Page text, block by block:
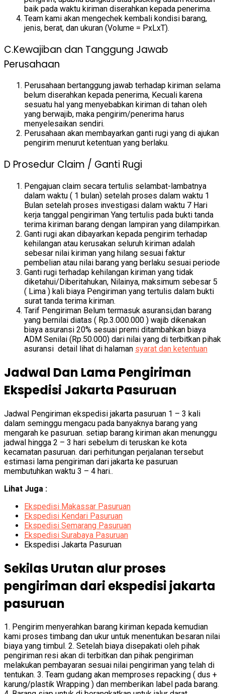
baik pada waktu kiriman diserahkan kepada penerima.
Team kami akan mengechek kembali kondisi barang,
jenis, berat, dan ukuran (Volume = PxLxT).
C.Kewajiban dan Tanggung Jawab
Perusahaan
Perusahaan bertanggung jawab terhadap kiriman selama
belum diserahkan kepada penerima, Kecuali karena
sesuatu hal yang menyebabkan kiriman di tahan oleh
yang berwajib, maka pengirim/penerima harus
menyelesaikan sendiri.
Perusahaan akan membayarkan ganti rugi yang di ajukan
pengirim menurut ketentuan yang berlaku.
D Prosedur Claim / Ganti Rugi
Pengajuan claim secara tertulis selambat-lambatnya
dalam waktu ( 1 bulan) setelah proses dalam waktu 1
Bulan setelah proses investigasi dalam waktu 7 Hari
kerja tanggal pengiriman Yang tertulis pada bukti tanda
terima kiriman barang dengan lampiran yang dilampirkan.
Ganti rugi akan dibayarkan kepada pengirim terhadap
kehilangan atau kerusakan seluruh kiriman adalah
sebesar nilai kiriman yang hilang sesuai faktur
pembelian atau nilai barang yang berlaku sesuai periode
Ganti rugi terhadap kehilangan kiriman yang tidak
diketahui/Diberitahukan, Nilainya, maksimum sebesar 5
( Lima ) kali biaya Pengiriman yang tertulis dalam bukti
surat tanda terima kiriman.
Tarif Pengiriman Belum termasuk asuransi,dan barang
yang bernilai diatas ( Rp.3.000.000 ) wajib dikenakan
biaya asuransi 20% sesuai premi ditambahkan biaya
ADM Senilai (Rp.50.000) dari nilai yang di terbitkan pihak
asuransi detail lihat di halaman syarat dan ketentuan
Jadwal Dan Lama Pengiriman
Ekspedisi Jakarta Pasuruan
Jadwal Pengiriman ekspedisi jakarta pasuruan 1 – 3 kali
dalam seminggu mengacu pada banyaknya barang yang
mengarah ke pasuruan. setiap barang kiriman akan menunggu
jadwal hingga 2 – 3 hari sebelum di teruskan ke kota
kecamatan pasuruan. dari perhitungan perjalanan tersebut
estimasi lama pengiriman dari jakarta ke pasuruan
membutuhkan waktu 3 – 4 hari..
Lihat Juga :
Ekspedisi Makassar Pasuruan
Ekspedisi Kendari Pasuruan
Ekspedisi Semarang Pasuruan
Ekspedisi Surabaya Pasuruan
Ekspedisi Jakarta Pasuruan
Sekilas Urutan alur proses
pengiriman dari ekspedisi jakarta
pasuruan
1. Pengirim menyerahkan barang kiriman kepada kemudian
kami proses timbang dan ukur untuk menentukan besaran nilai
biaya yang timbul. 2. Setelah biaya disepakati oleh pihak
pengiriman resi akan di terbitkan dan pihak pengiriman
melakukan pembayaran sesuai nilai pengiriman yang telah di
tentukan. 3. Team gudang akan memproses repacking ( dus +
karung/plastik Wrapping ) dan memberikan label pada barang.